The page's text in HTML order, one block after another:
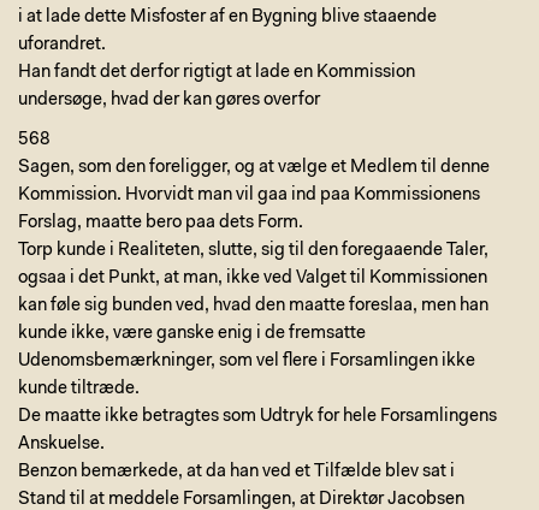
i at lade dette Misfoster af en Bygning blive staaende
uforandret.
Han fandt det derfor rigtigt at lade en Kommission
undersøge, hvad der kan gøres overfor
568
Sagen, som den foreligger, og at vælge et Medlem til denne
Kommission. Hvorvidt man vil gaa ind paa Kommissionens
Forslag, maatte bero paa dets Form.
Torp kunde i Realiteten, slutte, sig til den foregaaende Taler,
ogsaa i det Punkt, at man, ikke ved Valget til Kommissionen
kan føle sig bunden ved, hvad den maatte foreslaa, men han
kunde ikke, være ganske enig i de fremsatte
Udenomsbemærkninger, som vel flere i Forsamlingen ikke
kunde tiltræde.
De maatte ikke betragtes som Udtryk for hele Forsamlingens
Anskuelse.
Benzon bemærkede, at da han ved et Tilfælde blev sat i
Stand til at meddele Forsamlingen, at Direktør Jacobsen